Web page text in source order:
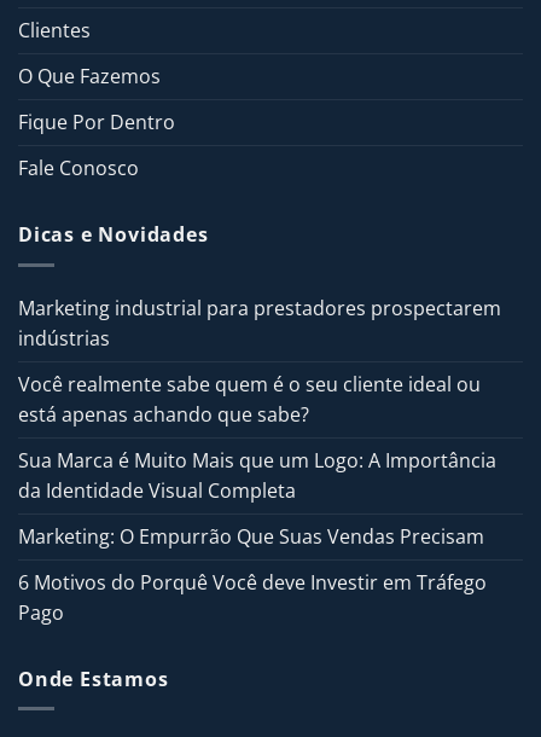
Clientes
O Que Fazemos
Fique Por Dentro
Fale Conosco
Dicas e Novidades
Marketing industrial para prestadores prospectarem
indústrias
Você realmente sabe quem é o seu cliente ideal ou
está apenas achando que sabe?
Sua Marca é Muito Mais que um Logo: A Importância
da Identidade Visual Completa
Marketing: O Empurrão Que Suas Vendas Precisam
6 Motivos do Porquê Você deve Investir em Tráfego
Pago
Onde Estamos